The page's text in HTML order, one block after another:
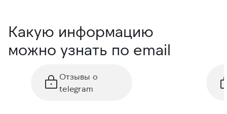
Какую информацию
можно узнать по email
Отзывы о
telegram